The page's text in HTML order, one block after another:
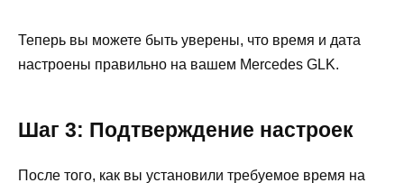
Теперь вы можете быть уверены, что время и дата
настроены правильно на вашем Mercedes GLK.
Шаг 3: Подтверждение настроек
После того, как вы установили требуемое время на